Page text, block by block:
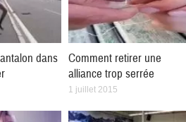
dans
Comment retirer une
alliance trop serrée
1 juillet 2015